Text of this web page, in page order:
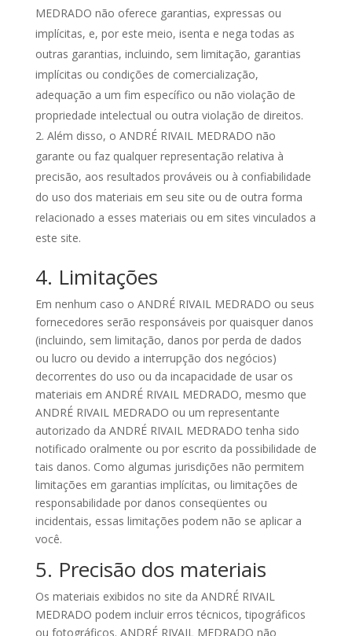
MEDRADO não oferece garantias, expressas ou
implícitas, e, por este meio, isenta e nega todas as
outras garantias, incluindo, sem limitação, garantias
implícitas ou condições de comercialização,
adequação a um fim específico ou não violação de
propriedade intelectual ou outra violação de direitos.
Além disso, o ANDRÉ RIVAIL MEDRADO não
garante ou faz qualquer representação relativa à
precisão, aos resultados prováveis ​​ou à confiabilidade
do uso dos materiais em seu site ou de outra forma
relacionado a esses materiais ou em sites vinculados a
este site.
4. Limitações
Em nenhum caso o ANDRÉ RIVAIL MEDRADO ou seus
fornecedores serão responsáveis ​​por quaisquer danos
(incluindo, sem limitação, danos por perda de dados
ou lucro ou devido a interrupção dos negócios)
decorrentes do uso ou da incapacidade de usar os
materiais em ANDRÉ RIVAIL MEDRADO, mesmo que
ANDRÉ RIVAIL MEDRADO ou um representante
autorizado da ANDRÉ RIVAIL MEDRADO tenha sido
notificado oralmente ou por escrito da possibilidade de
tais danos. Como algumas jurisdições não permitem
limitações em garantias implícitas, ou limitações de
responsabilidade por danos conseqüentes ou
incidentais, essas limitações podem não se aplicar a
você.
5. Precisão dos materiais
Os materiais exibidos no site da ANDRÉ RIVAIL
MEDRADO podem incluir erros técnicos, tipográficos
ou fotográficos. ANDRÉ RIVAIL MEDRADO não